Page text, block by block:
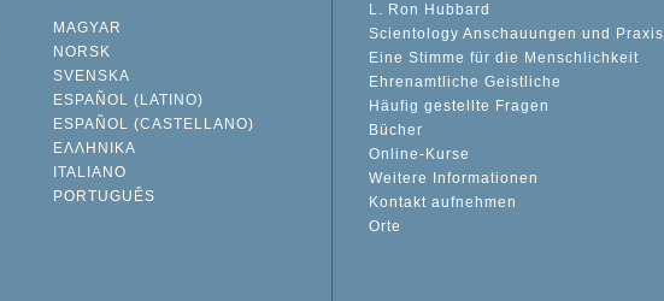
MAGYAR
NORSK
SVENSKA
ESPAÑOL (LATINO)
ESPAÑOL (CASTELLANO)
ΕΛΛΗΝΙΚA
ITALIANO
PORTUGUÊS
L. Ron Hubbard
Scientology Anschauungen und Praxis
Eine Stimme für die Menschlichkeit
Ehrenamtliche Geistliche
Häufig gestellte Fragen
Bücher
Online-Kurse
Weitere Informationen
Kontakt aufnehmen
Orte